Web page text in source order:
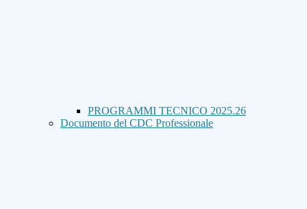
PROGRAMMI TECNICO 2025.26
Documento del CDC Professionale